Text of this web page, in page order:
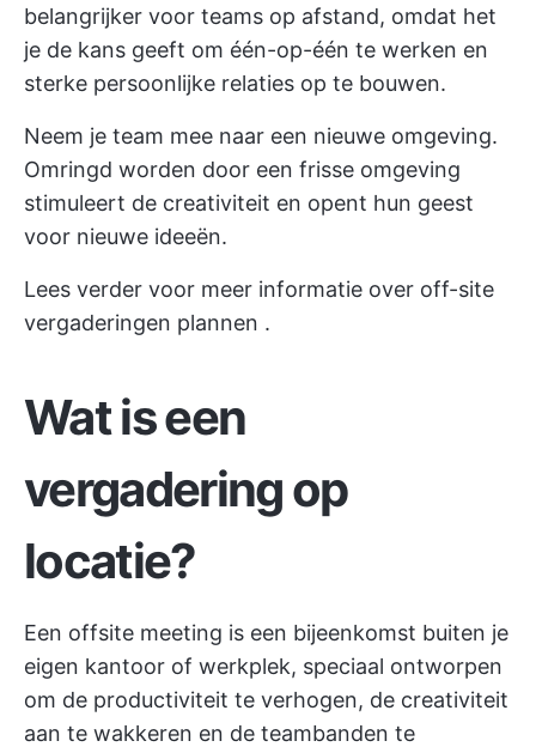
belangrijker voor teams op afstand, omdat het
je de kans geeft om één-op-één te werken en
sterke persoonlijke relaties op te bouwen.
Neem je team mee naar een nieuwe omgeving.
Omringd worden door een frisse omgeving
stimuleert de creativiteit en opent hun geest
voor nieuwe ideeën.
Lees verder voor meer informatie over off-site
vergaderingen plannen .
Wat is een
vergadering op
locatie?
Een offsite meeting is een bijeenkomst buiten je
eigen kantoor of werkplek, speciaal ontworpen
om de productiviteit te verhogen, de creativiteit
aan te wakkeren en de teambanden te